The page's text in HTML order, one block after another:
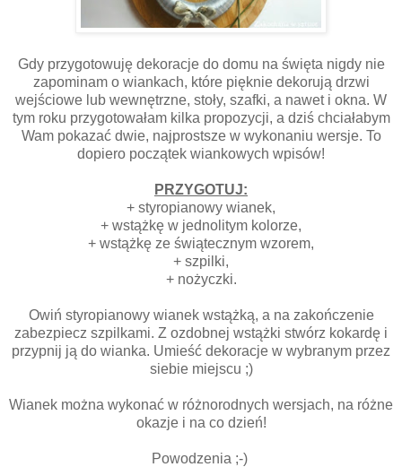
Gdy przygotowuję dekoracje do domu na święta nigdy nie
zapominam o wiankach, które pięknie dekorują drzwi
wejściowe lub wewnętrzne, stoły, szafki, a nawet i okna. W
tym roku przygotowałam kilka propozycji, a dziś chciałabym
Wam pokazać dwie, najprostsze w wykonaniu wersje. To
dopiero początek wiankowych wpisów!
PRZYGOTUJ:
+ styropianowy wianek,
+ wstążkę w jednolitym kolorze,
+ wstążkę ze świątecznym wzorem,
+ szpilki,
+ nożyczki.
Owiń styropianowy wianek wstążką, a na zakończenie
zabezpiecz szpilkami. Z ozdobnej wstążki stwórz kokardę i
przypnij ją do wianka. Umieść dekoracje w wybranym przez
siebie miejscu ;)
Wianek można wykonać w różnorodnych wersjach, na różne
okazje i na co dzień!
Powodzenia ;-)